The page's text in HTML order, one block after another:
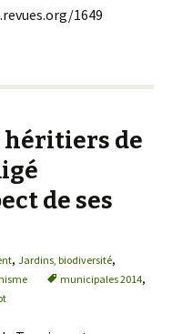
1649
héritiers de
de ses
, Jardins, biodiversité,
municipales 2014,